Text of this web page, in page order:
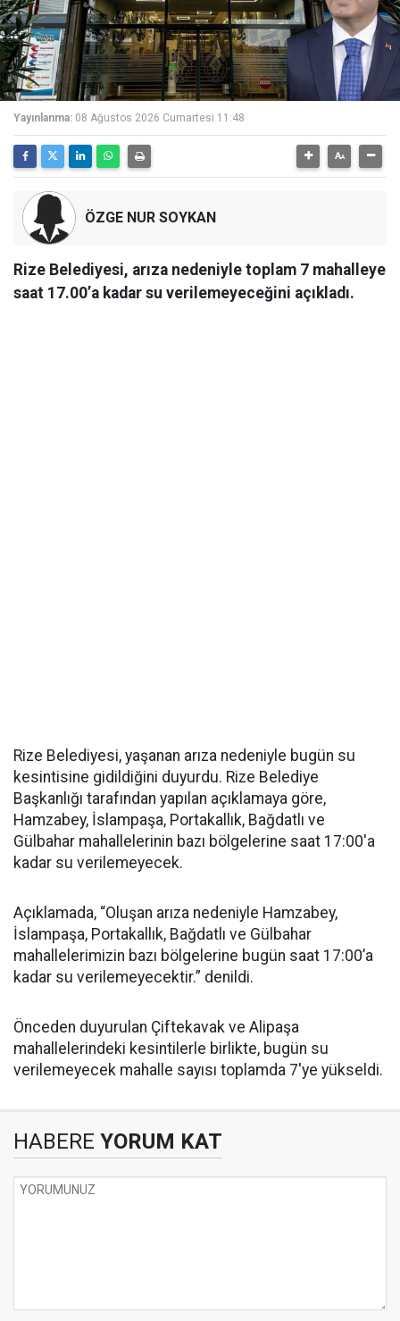
Yayınlanma: 08 Ağustos 2026 Cumartesi 11:48
ÖZGE NUR SOYKAN
Rize Belediyesi, arıza nedeniyle toplam 7 mahalleye
saat 17.00’a kadar su verilemeyeceğini açıkladı.
Rize Belediyesi, yaşanan arıza nedeniyle bugün su
kesintisine gidildiğini duyurdu. Rize Belediye
Başkanlığı tarafından yapılan açıklamaya göre,
Hamzabey, İslampaşa, Portakallık, Bağdatlı ve
Gülbahar mahallelerinin bazı bölgelerine saat 17:00'a
kadar su verilemeyecek.
Açıklamada, “Oluşan arıza nedeniyle Hamzabey,
İslampaşa, Portakallık, Bağdatlı ve Gülbahar
mahallelerimizin bazı bölgelerine bugün saat 17:00’a
kadar su verilemeyecektir.” denildi.
Önceden duyurulan Çiftekavak ve Alipaşa
mahallelerindeki kesintilerle birlikte, bugün su
verilemeyecek mahalle sayısı toplamda 7'ye yükseldi.
HABERE YORUM KAT